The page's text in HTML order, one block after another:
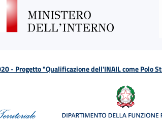
- Progetto "Qualificazione dell'INAIL come Polo